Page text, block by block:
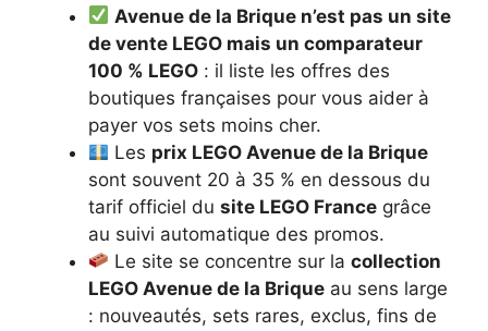
Avenue de la Brique n’est pas un site
de vente LEGO mais un comparateur
100 % LEGO : il liste les offres des
boutiques françaises pour vous aider à
payer vos sets moins cher.
Les prix LEGO Avenue de la Brique
sont souvent 20 à 35 % en dessous du
tarif officiel du site LEGO France grâce
au suivi automatique des promos.
Le site se concentre sur lacollection
LEGO Avenue de la Brique au sens large
: nouveautés, sets rares, exclus, fins de